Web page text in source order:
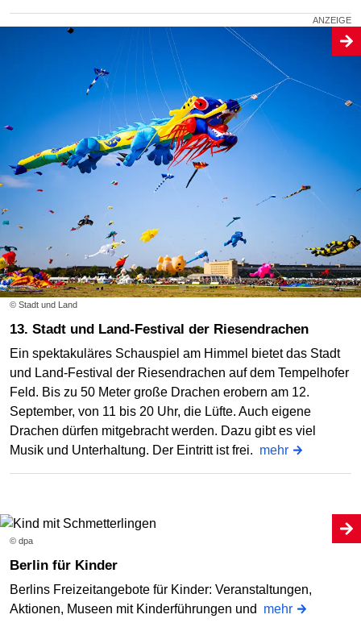
© Stadt und Land
13. Stadt und Land-Festival der Riesendrachen
Ein spektakuläres Schauspiel am Himmel bietet das Stadt
und Land-Festival der Riesendrachen auf dem Tempelhofer
Feld. Bis zu 50 Meter große Drachen erobern am 12.
September, von 11 bis 20 Uhr, die Lüfte. Auch eigene
Drachen dürfen mitgebracht werden. Dazu gibt es viel
Musik und Unterhaltung. Der Eintritt ist frei. mehr
© dpa
Berlin für Kinder
Berlins Freizeitangebote für Kinder: Veranstaltungen,
Aktionen, Museen mit Kinderführungen und mehr